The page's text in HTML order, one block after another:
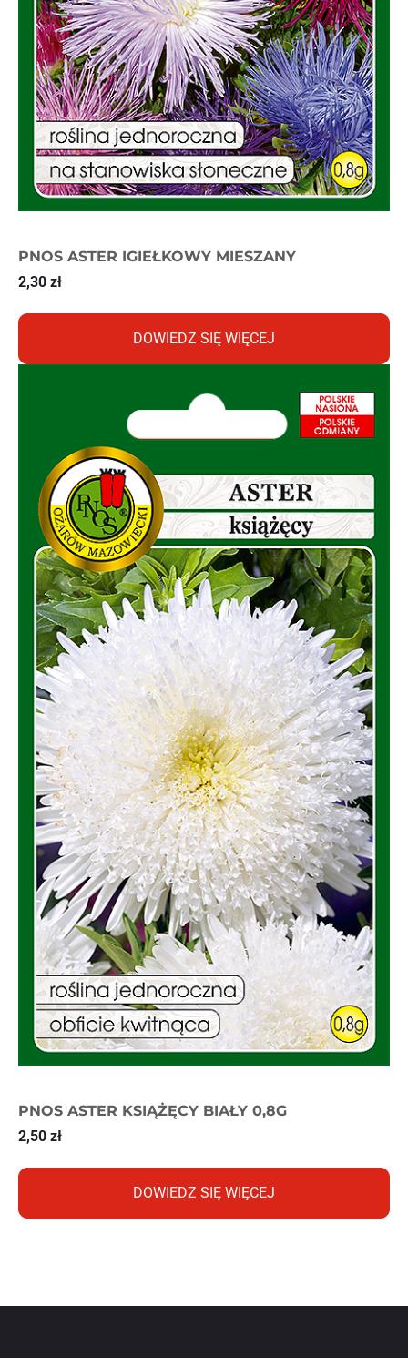
PNOS ASTER IGIEŁKOWY MIESZANY
2,30 zł
DOWIEDZ SIĘ WIĘCEJ
PNOS ASTER KSIĄŻĘCY BIAŁY 0,8G
2,50 zł
DOWIEDZ SIĘ WIĘCEJ